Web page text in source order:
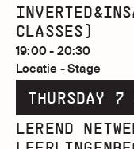
CLASSES)
19:00 - 20:30
Locatie - Stage
THURSDAY 7
LEREND